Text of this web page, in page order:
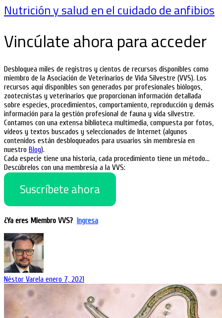
Nutrición y salud en el cuidado de anfibios
Vincúlate ahora para acceder
Desbloquea miles de registros y cientos de recursos disponibles como
miembro de la Asociación de Veterinarios de Vida Silvestre (VVS). Los
recursos aquí disponibles son generados por profesionales biólogos,
zootecnistas y veterinarios que proporcionan información detallada
sobre especies, procedimientos, comportamiento, reproducción y demás
información para la gestión profesional de fauna y vida silvestre.
Contamos con una extensa biblioteca multimedia, compuesta por fotos,
vídeos y textos buscados y seleccionados de Internet (algunos
contenidos están desbloqueados para usuarios sin membresía en
nuestro Blog).
Cada especie tiene una historia, cada procedimiento tiene un método…
Descúbrelos con una membresía a la VVS:
Suscríbete ahora
¿Ya eres Miembro VVS? Ingresa
Néstor Varela enero 7, 2021